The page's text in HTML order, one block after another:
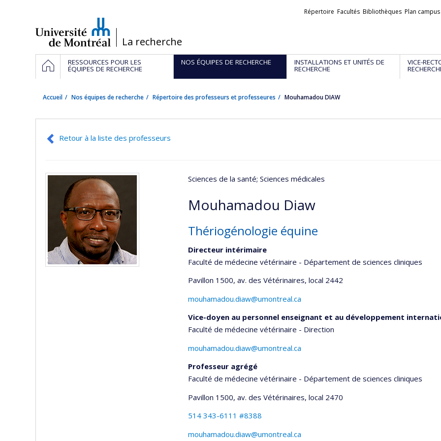
/La recherche
Liens
Répertoire Facultés Bibliothèques Plan campus
Navigation
principale
ACCUEILRESSOURCES POUR LES
ÉQUIPES DE RECHERCHE
NOS ÉQUIPES DE RECHERCHE INSTALLATIONS ET UNITÉS DE
RECHERCHE
VICE-
Accueil Nos équipes de recherche Répertoire des professeurs et professeures Mouhamadou DIAW
Retour à la liste des professeurs
Sciences de la santé; Sciences médicales
Mouhamadou Diaw
Thériogénologie équine
Directeur intérimaire
Faculté de médecine vétérinaire - Département de sciences cliniques
Pavillon 1500, av. des Vétérinaires, local 2442
mouhamadou.diaw@umontreal.ca
Vice-doyen au personnel enseignant et au développement
Faculté de médecine vétérinaire - Direction
mouhamadou.diaw@umontreal.ca
Professeur agrégé
Faculté de médecine vétérinaire - Département de sciences cliniques
Pavillon 1500, av. des Vétérinaires, local 2470
514 343-6111 #8388
mouhamadou.diaw@umontreal.ca